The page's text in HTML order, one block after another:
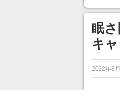
ンネルの
から1週
眠
キ
2022年8